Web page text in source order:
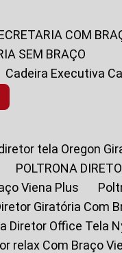
COM
SEM BRAÇO
Cadeira Executiva
diretor tela Oregon
POLTRONA
Viena Plus
Giratória Com
Diretor Office Tela
relax Com Braço